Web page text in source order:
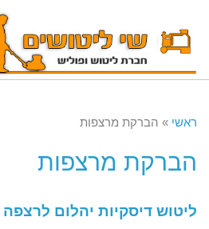
ראשי » הברקת מרצפות
הברקת מרצפות
ליטוש דיסקיות יהלום לרצפה